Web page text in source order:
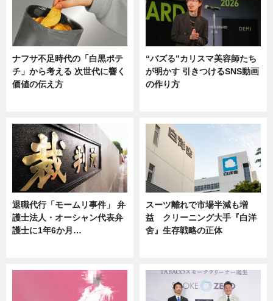
ナフサ不足時代の「白黒ポテ
チ」から考える 次世代に響く
価値の伝え方
“バズる”カリスマ美容師たち
が明かす 引きつけるSNS動画
の作り方
退職代行「モームリ事件」 弁
護士法人・オーシャン代表弁
護士に1年6か月…
スーツ離れで市場半減も増
益 クリーニング大手『白洋
舍』生存戦略の正体